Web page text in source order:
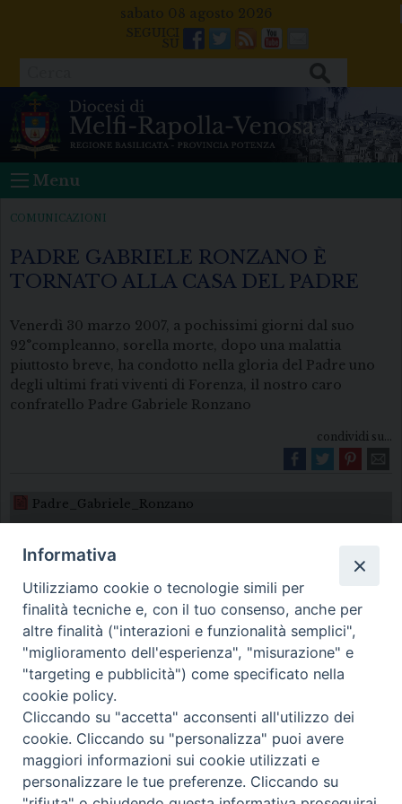
sabato 08 agosto 2026
Facebook
Twitter
FeedsYoutube
Mail
Menu
COMUNICAZIONI
PADRE GABRIELE RONZANO È
TORNATO ALLA CASA DEL PADRE
Venerdì 30 marzo 2007, a pochissimi giorni dal suo
92°compleanno, sorella morte, dopo una malattia
piuttosto breve, ha condotto nella gloria del Padre uno
degli ultimi frati viventi di Forenza, il nostro caro
confratello Padre Gabriele Ronzano
condividi su...
Padre_Gabriele_Ronzano
Diocesi di Melfi Rapolla Venosa
• Largo Duomo, 12 - 85025 MELFI (PZ) •
Tel. 0972238604
PEC ufficiale della Diocesi:
diocesi.melfi_rapolla_venosa@legalmail.it
Informativa
Utilizziamo cookie o tecnologie simili per
finalità tecniche e, con il tuo consenso, anche per
altre finalità ("interazioni e funzionalità semplici",
"miglioramento dell'esperienza", "misurazione" e
"targeting e pubblicità") come specificato nella
cookie policy.
Cliccando su "accetta" acconsenti all'utilizzo dei
cookie. Cliccando su "personalizza" puoi avere
maggiori informazioni sui cookie utilizzati e
personalizzare le tue preferenze. Cliccando su